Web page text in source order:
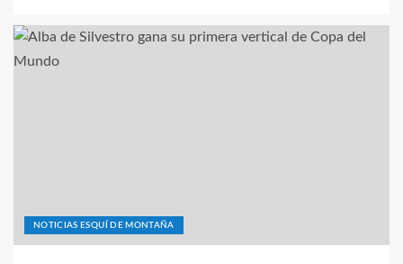
NOTICIAS ESQUÍ DE MONTAÑA